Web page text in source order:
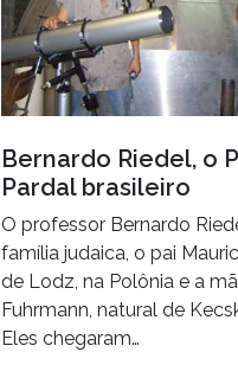
Bernardo Riedel, o
Pardal brasileiro
O professor Bernardo
família judaica, o pai
de Lodz, na Polônia e a
Fuhrmann, natural de
Eles chegaram…